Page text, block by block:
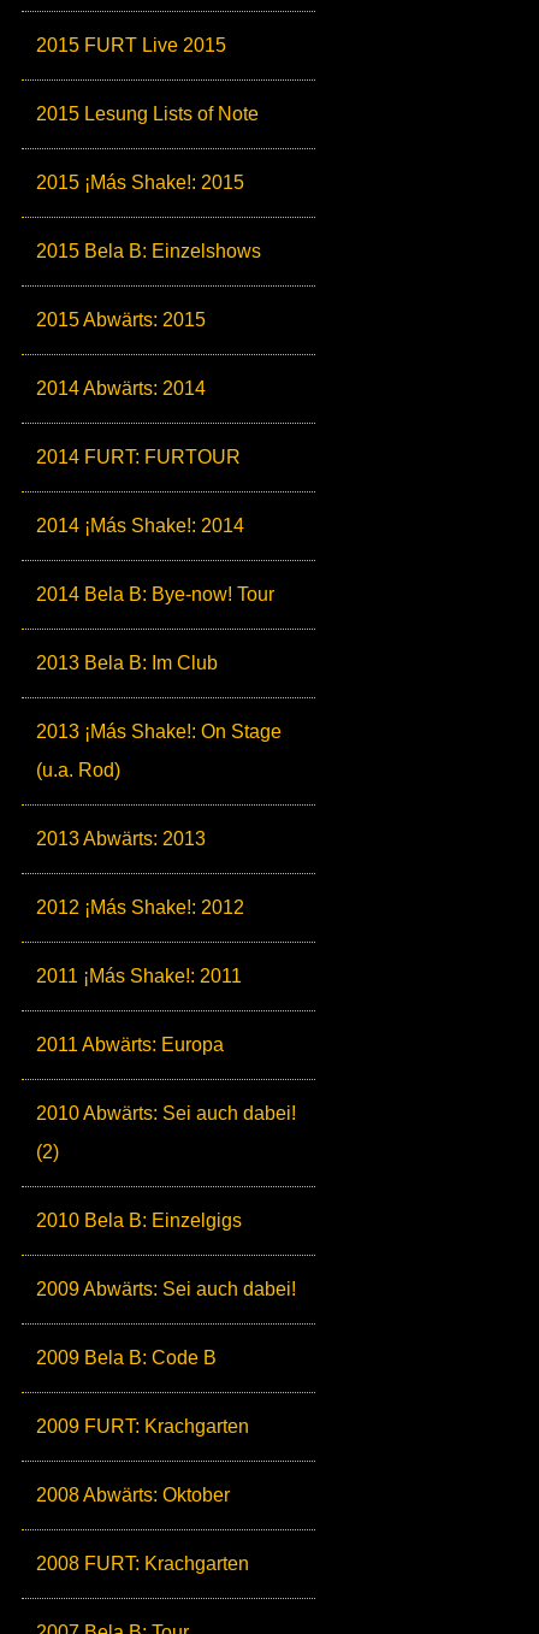
2015 FURT Live 2015
2015 Lesung Lists of Note
2015 ¡Más Shake!: 2015
2015 Bela B: Einzelshows
2015 Abwärts: 2015
2014 Abwärts: 2014
2014 FURT: FURTOUR
2014 ¡Más Shake!: 2014
2014 Bela B: Bye-now! Tour
2013 Bela B: Im Club
2013 ¡Más Shake!: On Stage
(u.a. Rod)
2013 Abwärts: 2013
2012 ¡Más Shake!: 2012
2011 ¡Más Shake!: 2011
2011 Abwärts: Europa
2010 Abwärts: Sei auch dabei!
(2)
2010 Bela B: Einzelgigs
2009 Abwärts: Sei auch dabei!
2009 Bela B: Code B
2009 FURT: Krachgarten
2008 Abwärts: Oktober
2008 FURT: Krachgarten